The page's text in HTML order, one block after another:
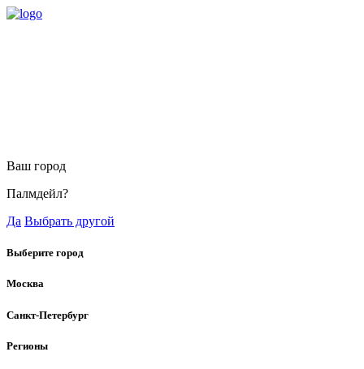
Ваш город
Палмдейл?
Да Выбрать другой
Выберите город
Москва
Санкт-Петербург
Регионы